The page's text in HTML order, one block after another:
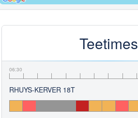
Teetimes
06:30
RHUYS-KERVER 18T